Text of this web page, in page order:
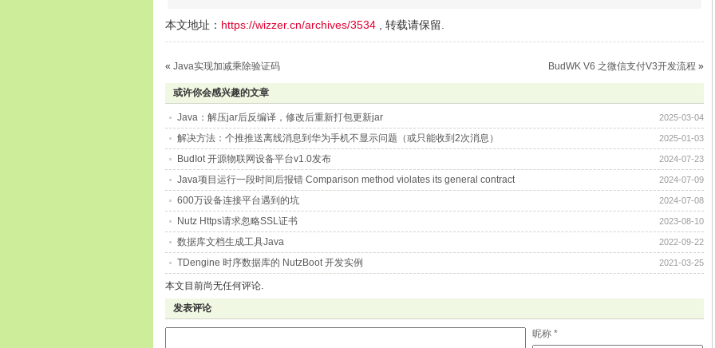
本文地址： https://wizzer.cn/archives/3534 , 转载请保留.
« Java实现加减乘除验证码 BudWK V6 之微信支付V3开发流程 »
或许你会感兴趣的文章
2025-03-04
Java：解压jar后反编译，修改后重新打包更新jar
2025-01-03
解决方法：个推推送离线消息到华为手机不显示问题（或只能收到2次消息）
2024-07-23
BudIot 开源物联网设备平台v1.0发布
2024-07-09
Java项目运行一段时间后报错 Comparison method violates its general contract
2024-07-08
600万设备连接平台遇到的坑
2023-08-10
Nutz Https请求忽略SSL证书
2022-09-22
数据库文档生成工具Java
2021-03-25
TDengine 时序数据库的 NutzBoot 开发实例
本文目前尚无任何评论.
发表评论
昵称 *